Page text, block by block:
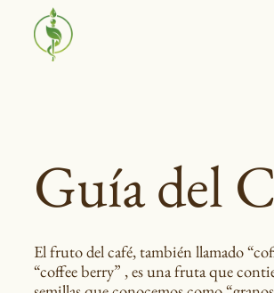
Saltar
contenido
Guía del
El fruto del café, también llamado
“coffee berry” , es una fruta que